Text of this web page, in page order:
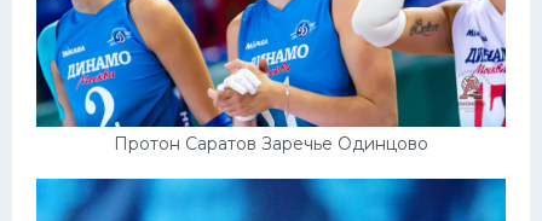
Протон Саратов Заречье Одинцово